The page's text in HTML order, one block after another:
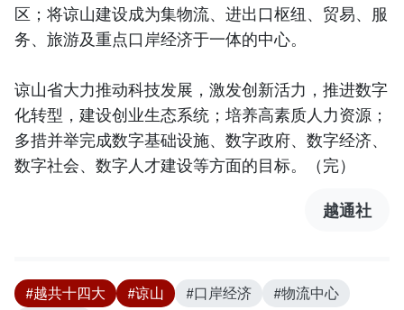
区；将谅山建设成为集物流、进出口枢纽、贸易、服
务、旅游及重点口岸经济于一体的中心。
谅山省大力推动科技发展，激发创新活力，推进数字
化转型，建设创业生态系统；培养高素质人力资源；
多措并举完成数字基础设施、数字政府、数字经济、
数字社会、数字人才建设等方面的目标。（完）
越通社
#越共十四大 #谅山 #口岸经济
#物流中心